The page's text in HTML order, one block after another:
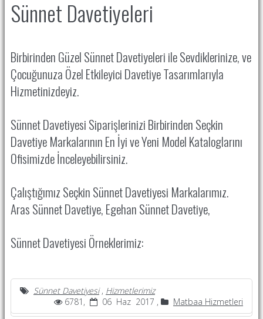
Sünnet Davetiyeleri
Birbirinden Güzel Sünnet Davetiyeleri ile Sevdiklerinize, ve
Çocuğunuza Özel Etkileyici Davetiye Tasarımlarıyla
Hizmetinizdeyiz.
Sünnet Davetiyesi Siparişlerinizi Birbirinden Seçkin
Davetiye Markalarının En İyi ve Yeni Model Kataloglarını
Ofisimizde İnceleyebilirsiniz.
Çalıştığımız Seçkin Sünnet Davetiyesi Markalarımız.
Aras Sünnet Davetiye, Egehan Sünnet Davetiye,
Sünnet Davetiyesi Örneklerimiz:
Sünnet Davetiyesi, Hizmetlerimiz
6781,
06 Haz 2017 , Matbaa Hizmetleri